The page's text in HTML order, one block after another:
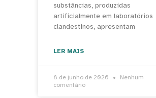
substâncias, produzidas
artificialmente em laboratórios
clandestinos, apresentam
LER MAIS
8 de junho de 2026
Nenhum
comentário